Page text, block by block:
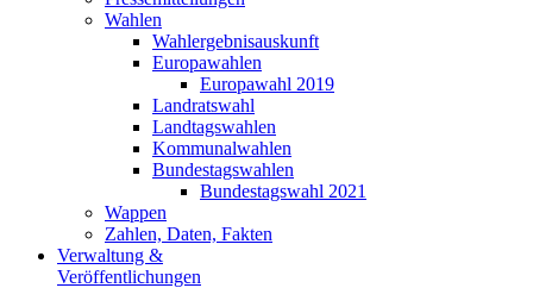
Wahlen
Wahlergebnisauskunft
Europawahlen
Europawahl 2019
Landratswahl
Landtagswahlen
Kommunalwahlen
Bundestagswahlen
Bundestagswahl 2021
Wappen
Zahlen, Daten, Fakten
Verwaltung &
Veröffentlichungen